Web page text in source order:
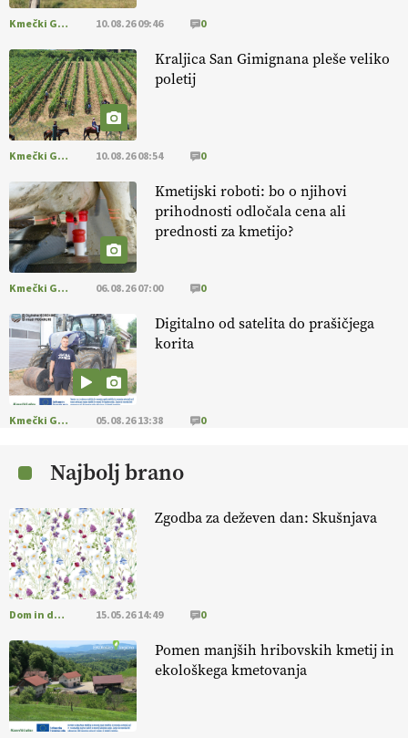
EKOloško = logično: VLOG Ekološko
kmetijstvo brez škropljenja?
EKOloško = logično: ekološka kmetija
ALTENBAHER
EKOloško = logično: ekološko oljarstvo
MORGAN
EKOloško = logično: ekološka kmetija
FREŠER
KMETIJSKA LIGA PRVAKOV: POMLADITEV
KMETIJSKE EKIPE
KMETIJSKA LIGA PRVAKOV: UKRAJINA vs.
EVROPA
EKOloško = logično: ekološka kmetija
EKOloško = logično: VLOG Okus je
pomembnejši od izgleda
EKOloško = logično: ekološka kmetija PR'
RAKARI
Kmečki Glas 10.08.26 09:46 0
Kraljica San Gimignana pleše veliko
poletij
Kmečki Glas 10.08.26 08:54 0
Kmetijski roboti: bo o njihovi
prihodnosti odločala cena ali
prednosti za kmetijo?
Kmečki Glas 06.08.26 07:00 0
Digitalno od satelita do prašičjega
korita
Kmečki Glas 05.08.26 13:38 0
Najbolj brano
Zgodba za deževen dan: Skušnjava
Dom in družina 15.05.26 14:49 0
Pomen manjših hribovskih kmetij in
ekološkega kmetovanja